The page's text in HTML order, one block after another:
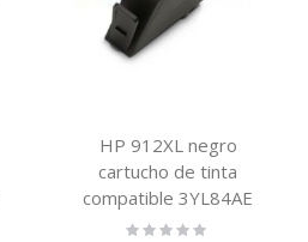
HP 912XL negro
cartucho de tinta
compatible 3YL84AE
Rating: